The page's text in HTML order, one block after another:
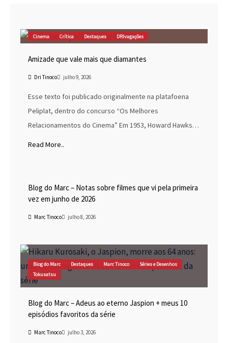
Amizade que vale mais que diamantes
Dri Tinoco julho 9, 2026
Esse texto foi publicado originalmente na platafoena
Peliplat, dentro do concurso “Os Melhores
Relacionamentos do Cinema” Em 1953, Howard Hawks…
Read More..
vez em junho de 2026
Marc Tinoco julho 8, 2026
Blog do Marc Destaques Marc Tinoco
Séries e Desenhos
Tokusatsu
Blog do Marc – Adeus ao eterno Jaspion + meus 10
episódios favoritos da série
Marc Tinoco julho 3, 2026